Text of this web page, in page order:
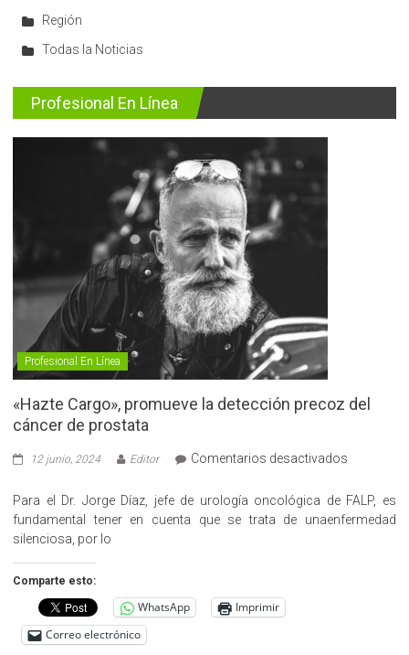
Región
Todas la Noticias
Profesional En Línea
Profesional En Línea
«Hazte Cargo», promueve la detección precoz del
cáncer de prostata
12 junio, 2024 Editor Comentarios desactivados
Cargo»,
promueve
Para el Dr. Jorge Díaz, jefe de urología oncológica de FALP, es
fundamental tener en cuenta que se trata de unaenfermedad
silenciosa, por lo
Comparte esto:
WhatsApp
Imprimir
Correo electrónico